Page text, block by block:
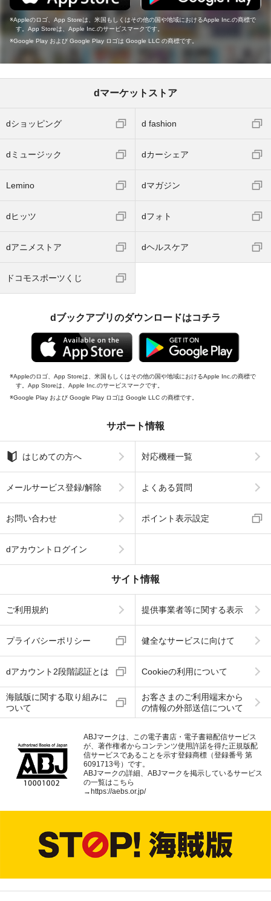
Appleのロゴ、App Storeは、米国もしくはその他の国や地域におけるApple Inc.の商標で
す。App Storeは、Apple Inc.のサービスマークです。
Google Play および Google Play ロゴは Google LLC の商標です。
dマーケットストア
dショッピング d fashion
dミュージック dカーシェア
Lemino dマガジン
dヒッツ dフォト
dアニメストア dヘルスケア
ドコモスポーツくじ
dブックアプリのダウンロードはコチラ
Appleのロゴ、App Storeは、米国もしくはその他の国や地域におけるApple Inc.の商標で
す。App Storeは、Apple Inc.のサービスマークです。
Google Play および Google Play ロゴは Google LLC の商標です。
サポート情報
はじめての方へ 対応機種一覧
メールサービス登録/解除 よくある質問
お問い合わせ ポイント表示設定
dアカウントログイン
サイト情報
ご利用規約 提供事業者等に関する表示
プライバシーポリシー 健全なサービスに向けて
dアカウント2段階認証とは Cookieの利用について
海賊版に関する取り組みに
ついて
お客さまのご利用端末から
の情報の外部送信について
ABJマークは、この電子書店・電子書籍配信サービス
が、著作権者からコンテンツ使用許諾を得た正規版配
信サービスであることを示す登録商標（登録番号 第
6091713号）です。
ABJマークの詳細、ABJマークを掲示しているサービス
の一覧はこちら
→ https://aebs.or.jp/